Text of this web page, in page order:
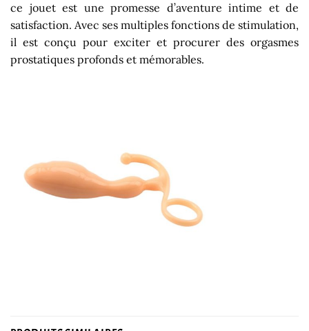
ce jouet est une promesse d’aventure intime et de
satisfaction. Avec ses multiples fonctions de stimulation,
il est conçu pour exciter et procurer des orgasmes
prostatiques profonds et mémorables.